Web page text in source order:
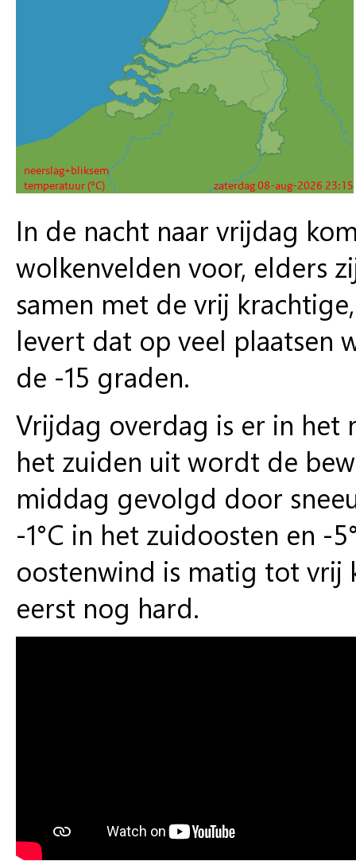
In de nacht naar vrijdag
wolkenvelden voor, elders
samen met de vrij
levert dat op veel plaatsen
de -15 graden.
Vrijdag overdag is er in het
het zuiden uit wordt de
middag gevolgd door
-1°C in het zuidoosten en -
oostenwind is matig tot vrij
eerst nog hard.